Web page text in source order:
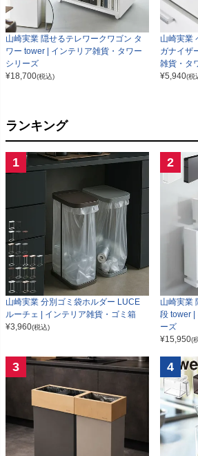
山崎実業 隠せるテレワークワゴン タ
ワー tower | インテリア雑貨・タワー
シリーズ
¥18,700(税込)
山崎実業
ガナイザ
雑貨・タ
¥5,940(税
ランキング
1
山崎実業 分別ゴミ袋ホルダー LUCE
ルーチェ | インテリア雑貨・ゴミ箱
¥3,960(税込)
2
山崎実業
段 tower |
ーズ
¥15,950(
3 4